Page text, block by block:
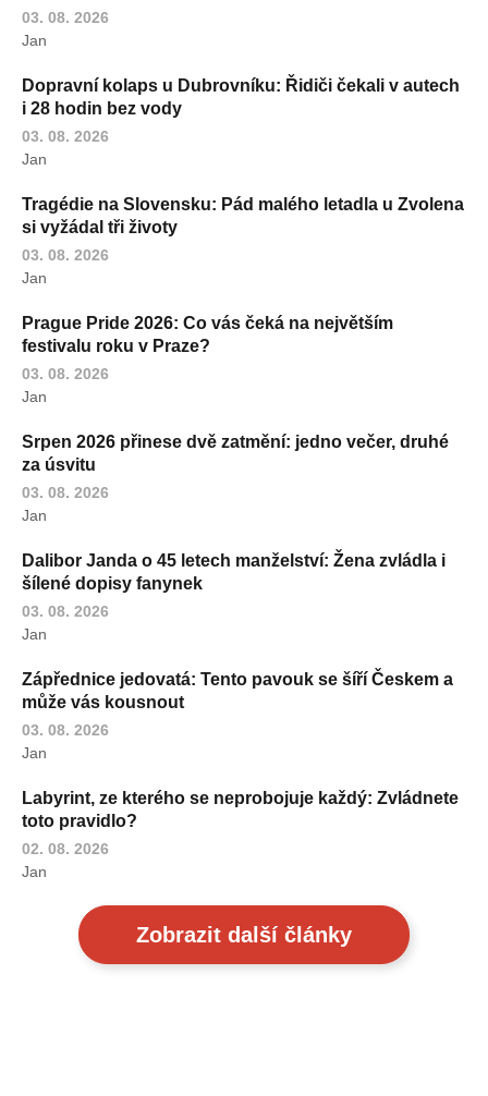
03. 08. 2026
Jan
Dopravní kolaps u Dubrovníku: Řidiči čekali v autech
i 28 hodin bez vody
03. 08. 2026
Jan
Tragédie na Slovensku: Pád malého letadla u Zvolena
si vyžádal tři životy
03. 08. 2026
Jan
Prague Pride 2026: Co vás čeká na největším
festivalu roku v Praze?
03. 08. 2026
Jan
Srpen 2026 přinese dvě zatmění: jedno večer, druhé
za úsvitu
03. 08. 2026
Jan
Dalibor Janda o 45 letech manželství: Žena zvládla i
šílené dopisy fanynek
03. 08. 2026
Jan
Zápřednice jedovatá: Tento pavouk se šíří Českem a
může vás kousnout
03. 08. 2026
Jan
Labyrint, ze kterého se neprobojuje každý: Zvládnete
toto pravidlo?
02. 08. 2026
Jan
Zobrazit další články